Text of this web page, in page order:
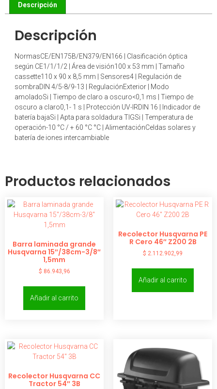
Descripción
Descripción
NormasCE/EN175B/EN379/EN166 | Clasificación óptica
según CE1/1/1/2 | Área de visión100 x 53 mm | Tamaño
cassette110 x 90 x 8,5 mm | Sensores4 | Regulación de
sombraDIN 4/5-8/9-13 | RegulaciónExterior | Modo
amoladoSi | Tiempo de claro a oscuro<0,1 ms | Tiempo de
oscuro a claro0,1- 1 s | Protección UV-IRDIN 16 | Indicador de
batería bajaSi | Apta para soldadura TIGSi | Temperatura de
operación-10 °C / + 60 °C °C | AlimentaciónCeldas solares y
batería de iones intercambiable
Productos relacionados
Barra laminada grande
Husqvarna 15″/38cm-3/8″
1,5mm
$ 86.943,96
Añadir al carrito
Recolector Husqvarna PE
R Cero 46″ Z200 2B
$ 2.112.902,99
Añadir al carrito
Recolector Husqvarna CC
Tractor 54″ 3B